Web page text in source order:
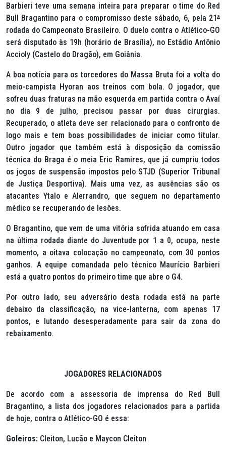
Barbieri teve uma semana inteira para preparar o time do Red
Bull Bragantino para o compromisso deste sábado, 6, pela 21ª
rodada do Campeonato Brasileiro. O duelo contra o Atlético-GO
será disputado às 19h (horário de Brasília), no Estádio Antônio
Accioly (Castelo do Dragão), em Goiânia.
A boa notícia para os torcedores do Massa Bruta foi a volta do
meio-campista Hyoran aos treinos com bola. O jogador, que
sofreu duas fraturas na mão esquerda em partida contra o Avaí
no dia 9 de julho, precisou passar por duas cirurgias.
Recuperado, o atleta deve ser relacionado para o confronto de
logo mais e tem boas possibilidades de iniciar como titular.
Outro jogador que também está à disposição da comissão
técnica do Braga é o meia Eric Ramires, que já cumpriu todos
os jogos de suspensão impostos pelo STJD (Superior Tribunal
de Justiça Desportiva). Mais uma vez, as ausências são os
atacantes Ytalo e Alerrandro, que seguem no departamento
médico se recuperando de lesões.
O Bragantino, que vem de uma vitória sofrida atuando em casa
na última rodada diante do Juventude por 1 a 0, ocupa, neste
momento, a oitava colocação no campeonato, com 30 pontos
ganhos. A equipe comandada pelo técnico Maurício Barbieri
está a quatro pontos do primeiro time que abre o G4.
Por outro lado, seu adversário desta rodada está na parte
debaixo da classificação, na vice-lanterna, com apenas 17
pontos, e lutando desesperadamente para sair da zona do
rebaixamento.
JOGADORES RELACIONADOS
De acordo com a assessoria de imprensa do Red Bull
Bragantino, a lista dos jogadores relacionados para a partida
de hoje, contra o Atlético-GO é essa:
Goleiros: Cleiton, Lucão e Maycon Cleiton